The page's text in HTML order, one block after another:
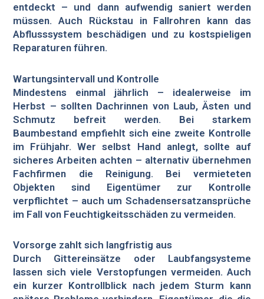
entdeckt – und dann aufwendig saniert werden
müssen. Auch Rückstau in Fallrohren kann das
Abflusssystem beschädigen und zu kostspieligen
Reparaturen führen.
Wartungsintervall und Kontrolle
Mindestens einmal jährlich – idealerweise im
Herbst – sollten Dachrinnen von Laub, Ästen und
Schmutz befreit werden. Bei starkem
Baumbestand empfiehlt sich eine zweite Kontrolle
im Frühjahr. Wer selbst Hand anlegt, sollte auf
sicheres Arbeiten achten – alternativ übernehmen
Fachfirmen die Reinigung. Bei vermieteten
Objekten sind Eigentümer zur Kontrolle
verpflichtet – auch um Schadensersatzansprüche
im Fall von Feuchtigkeitsschäden zu vermeiden.
Vorsorge zahlt sich langfristig aus
Durch Gittereinsätze oder Laubfangsysteme
lassen sich viele Verstopfungen vermeiden. Auch
ein kurzer Kontrollblick nach jedem Sturm kann